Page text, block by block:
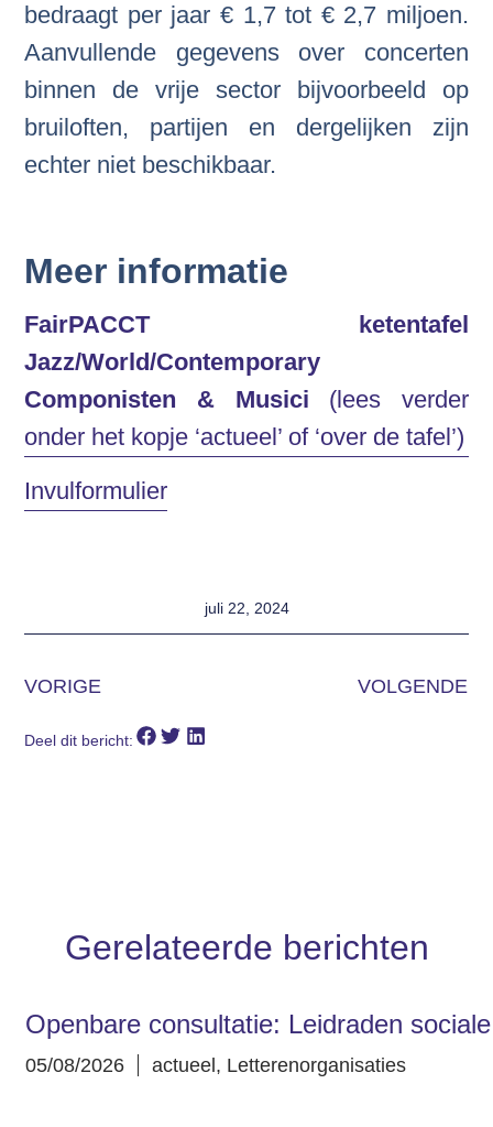
bedraagt per jaar € 1,7 tot € 2,7 miljoen.
Aanvullende gegevens over concerten
binnen de vrije sector bijvoorbeeld op
bruiloften, partijen en dergelijken zijn
echter niet beschikbaar.
Meer informatie
FairPACCT ketentafel
Jazz/World/Contemporary
Componisten & Musici (lees verder
onder het kopje ‘actueel’ of ‘over de tafel’)
Invulformulier
juli 22, 2024
VORIGE VOLGENDE
Deel dit bericht:
Gerelateerde berichten
Openbare consultatie: Leidraden
05/08/2026 actueel , Letterenorganisaties